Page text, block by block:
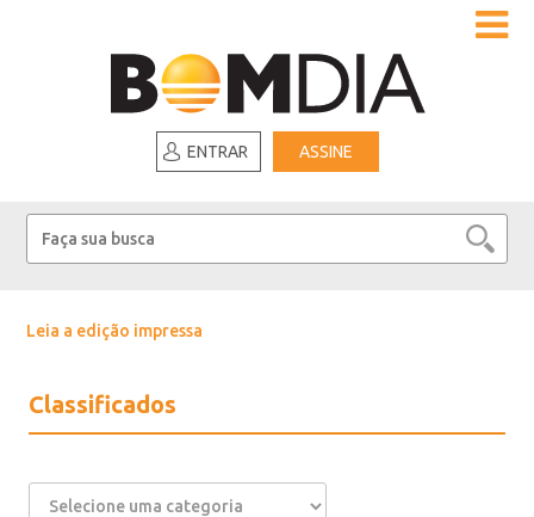
ENTRAR ASSINE
Leia a edição impressa
Classificados